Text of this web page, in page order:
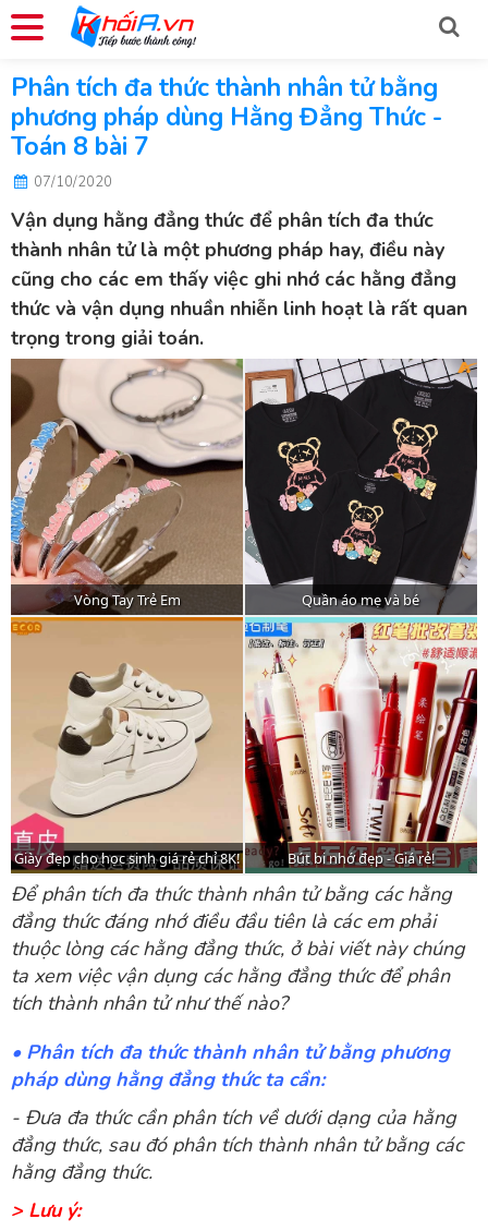
Phân tích đa thức thành nhân tử bằng
phương pháp dùng Hằng Đẳng Thức -
Toán 8 bài 7
07/10/2020
Vận dụng hằng đẳng thức để phân tích đa thức
thành nhân tử là một phương pháp hay, điều này
cũng cho các em thấy việc ghi nhớ các hằng đẳng
thức và vận dụng nhuần nhiễn linh hoạt là rất quan
trọng trong giải toán.
Để phân tích đa thức thành nhân tử bằng các hằng
đẳng thức đáng nhớ điều đầu tiên là các em phải
thuộc lòng các hằng đẳng thức, ở bài viết này chúng
ta xem việc vận dụng các hằng đẳng thức để phân
tích thành nhân tử như thế nào?
• Phân tích đa thức thành nhân tử bằng phương
pháp dùng hằng đẳng thức ta cần:
- Đưa đa thức cần phân tích về dưới dạng của hằng
đẳng thức, sau đó phân tích thành nhân tử bằng các
hằng đẳng thức.
> Lưu ý: